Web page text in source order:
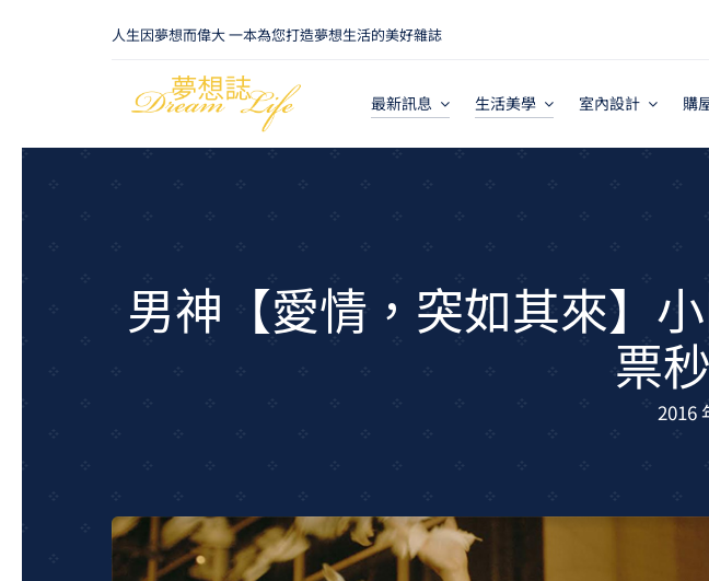
人生因夢想而偉大 一本為您打造夢想生活的美好雜誌
最新訊息 生活美學 室內設計 購
男神【愛情，突如其來】
票
2016